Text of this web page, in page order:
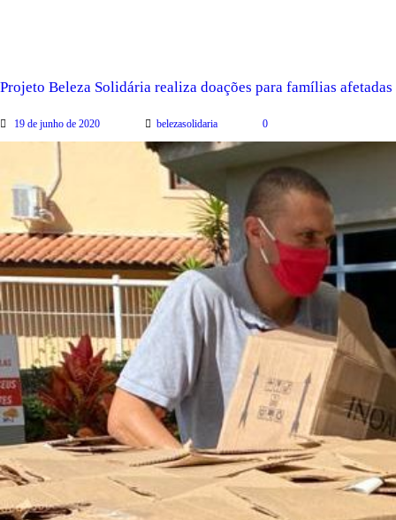
Projeto Beleza Solidária realiza doações para famílias
19 de junho de 2020 belezasolidaria 0